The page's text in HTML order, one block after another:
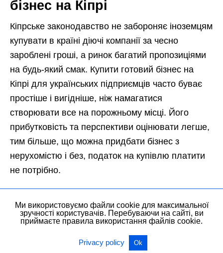
бізнес на Кіпрі
Кіпрське законодавство не забороняє іноземцям
купувати в країні діючі компанії за чесно
зароблені гроші, а ринок багатий пропозиціями
на будь-який смак. Купити готовий бізнес на
Кіпрі для українських підприємців часто буває
простіше і вигідніше, ніж намагатися
створювати все на порожньому місці. Його
прибутковість та перспективи оцінювати легше,
тим більше, що можна придбати бізнес з
нерухомістю і без, податок на купівлю платити
не потрібно.
➡️ Читайте також:
Податки на Кіпрі фізичних
і юридичних осіб
Процедура покупки проста:
Ми використовуємо файли cookie для максимальної
зручності користувачів. Перебуваючи на сайті, ви
приймаєте правила використання файлів cookie.
Privacy policy Ok